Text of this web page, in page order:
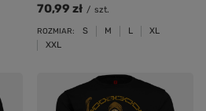
70,99 zł / szt.
ROZMIAR: S M L
XL
XXL